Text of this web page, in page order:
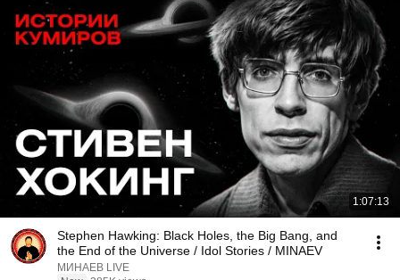
1:07:13
Stephen Hawking: Black Holes, the Big Bang, and
the End of the Universe / Idol Stories / MINAEV
МИНАЕВ LIVE